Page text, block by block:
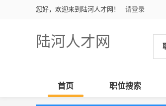
您好，欢迎来到陆河人才网！ 请登录
陆河人才网
首页 职位搜索